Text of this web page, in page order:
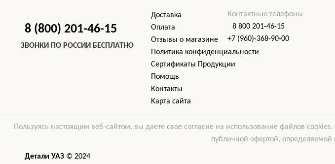
8 (800) 201-46-15
ЗВОНКИ ПО РОССИИ БЕСПЛАТНО
Доставка
Оплата
Отзывы о магазине
Политика конфиденциальности
Cертификаты Продукции
Помощь
Контакты
Карта сайта
Контактные телефоны
8 800 201-46-15
+7 (960)-368-90-00
Пользуясь настоящим веб-сайтом, вы даете свое согласие на использование файлов
публичной офертой,
Детали УАЗ © 2024